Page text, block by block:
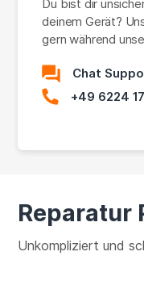
Du bist dir
deinem Gerät?
gern während
Chat
+49 6224
Reparatur
Unkompliziert und